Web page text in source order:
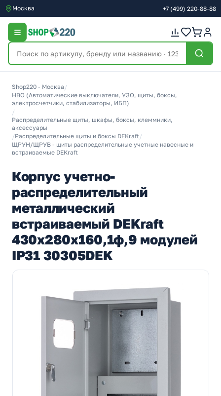
Москва +7 (499) 220-88-88
Shop220 - Москва /
НВО (Автоматические выключатели, УЗО, щиты, боксы,
электросчетчики, стабилизаторы, ИБП)
/
Распределительные щиты, шкафы, боксы, клеммники,
аксессуары
/Распределительные щиты и боксы DEKraft/
ЩРУН/ЩРУВ - щиты распределительные учетные навесные и
встраиваемые DEKraft
Корпус учетно-
распределительный
металлический
встраиваемый DEKraft
430х280х160,1ф,9 модулей
IP31 30305DEK